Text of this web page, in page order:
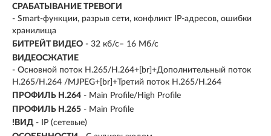
СРАБАТЫВАНИЕ ТРЕВОГИ
- Smart-функции, разрыв сети, конфликт IP-адресов, ошибки
хранилища
БИТРЕЙТ ВИДЕО - 32 кб/с– 16 Мб/с
ВИДЕОСЖАТИЕ
- Основной поток H.265/H.264+[br]+Дополнительный поток
H.265/H.264 /MJPEG+[br]+Третий поток H.265/H.264
ПРОФИЛЬ H.264 - Main Profile/High Profile
ПРОФИЛЬ H.265 - Main Profile
!ВИД - IP (сетевые)